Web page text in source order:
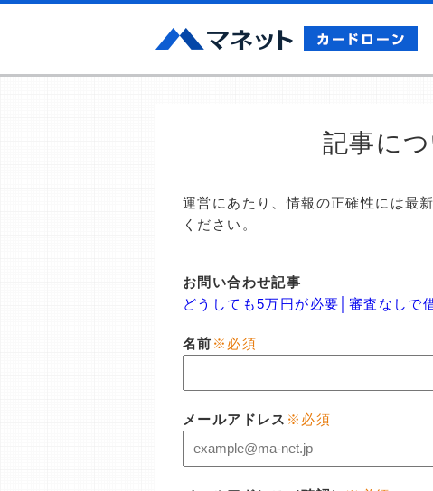
記事に
運営にあたり、情報の正確性には最
ください。
お問い合わせ記事
どうしても5万円が必要│審査なしで
名前 ※必須
メールアドレス ※必須